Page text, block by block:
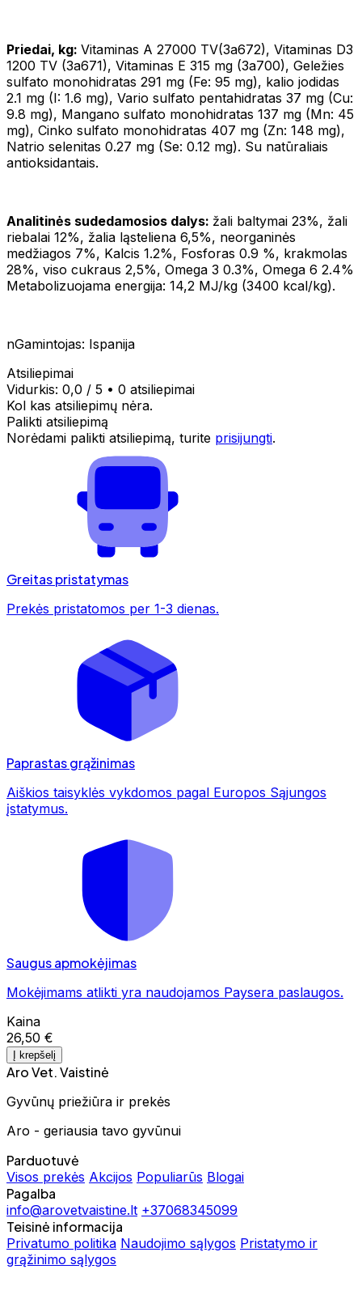
Priedai, kg: Vitaminas A 27000 TV(3a672), Vitaminas D3
1200 TV (3a671), Vitaminas E 315 mg (3a700), Geležies
sulfato monohidratas 291 mg (Fe: 95 mg), kalio jodidas
2.1 mg (I: 1.6 mg), Vario sulfato pentahidratas 37 mg (Cu:
9.8 mg), Mangano sulfato monohidratas 137 mg (Mn: 45
mg), Cinko sulfato monohidratas 407 mg (Zn: 148 mg),
Natrio selenitas 0.27 mg (Se: 0.12 mg). Su natūraliais
antioksidantais.
Analitinės sudedamosios dalys: žali baltymai 23%, žali
riebalai 12%, žalia ląsteliena 6,5%, neorganinės
medžiagos 7%, Kalcis 1.2%, Fosforas 0.9 %, krakmolas
28%, viso cukraus 2,5%, Omega 3 0.3%, Omega 6 2.4%
Metabolizuojama energija: 14,2 MJ/kg (3400 kcal/kg).
nGamintojas: Ispanija
Atsiliepimai
Vidurkis: 0,0 / 5 • 0 atsiliepimai
Kol kas atsiliepimų nėra.
Palikti atsiliepimą
Norėdami palikti atsiliepimą, turite prisijungti.
Greitas pristatymas
Prekės pristatomos per 1-3 dienas.
Paprastas grąžinimas
Aiškios taisyklės vykdomos pagal Europos Sąjungos
įstatymus.
Saugus apmokėjimas
Mokėjimams atlikti yra naudojamos Paysera paslaugos.
Kaina
26,50 €
Į krepšelį
Aro Vet. Vaistinė
Gyvūnų priežiūra ir prekės
Aro - geriausia tavo gyvūnui
Parduotuvė
Visos prekės Akcijos Populiarūs Blogai
Pagalba
info@arovetvaistine.lt +37068345099
Teisinė informacija
Privatumo politika Naudojimo sąlygos Pristatymo ir
grąžinimo sąlygos